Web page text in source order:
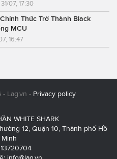
31/07, 17:30
Thức Trở Thành Black
MCU
16:47
- Lag.vn - Privacy policy
WHITE SHARK
12, Quận 10, Thành phố Hồ
Minh